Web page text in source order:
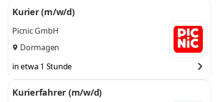
Kurier (m/w/d)
Picnic GmbH
Dormagen
in etwa 1 Stunde
Kurierfahrer (m/w/d)